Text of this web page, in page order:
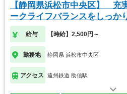
【静岡県浜松市中央区】 充
ークライフバランスをしっか
給与 【時給】2,500円～
勤務地 静岡県 浜松市中央区
アクセス 遠州鉄道 助信駅